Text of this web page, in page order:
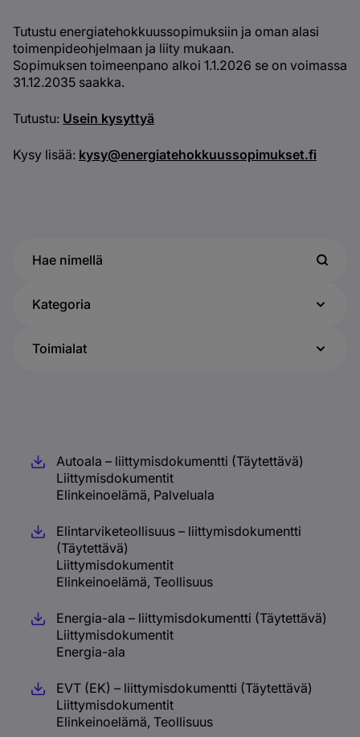
Tutustu energiatehokkuussopimuksiin ja oman alasi
toimenpideohjelmaan ja liity mukaan.
Sopimuksen toimeenpano alkoi 1.1.2026 se on voimassa
31.12.2035 saakka.
Tutustu: Usein kysyttyä
Kysy lisää: kysy@energiatehokkuussopimukset.fi
Kategoria
Toimialat
Autoala – liittymisdokumentti (Täytettävä)
Liittymisdokumentit
Elinkeinoelämä, Palveluala
Elintarviketeollisuus – liittymisdokumentti
(Täytettävä)
Liittymisdokumentit
Elinkeinoelämä, Teollisuus
Energia-ala – liittymisdokumentti (Täytettävä)
Liittymisdokumentit
Energia-ala
EVT (EK) – liittymisdokumentti (Täytettävä)
Liittymisdokumentit
Elinkeinoelämä, Teollisuus